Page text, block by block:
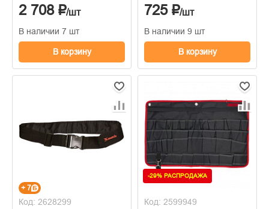
2 708 ₽/шт
В наличии 7 шт
В корзину
725 ₽/шт
В наличии 9 шт
В корзину
+ 7
Код: 2628299
-29% РАСПРОДАЖА
Код: 2599949